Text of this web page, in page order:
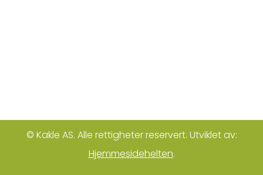
© Kakle AS. Alle rettigheter reservert. Utviklet av:
Hjemmesidehelten.